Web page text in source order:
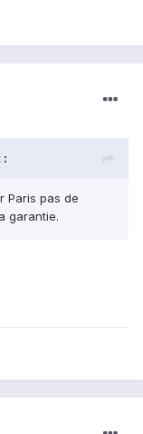
:
Paris pas de
garantie.